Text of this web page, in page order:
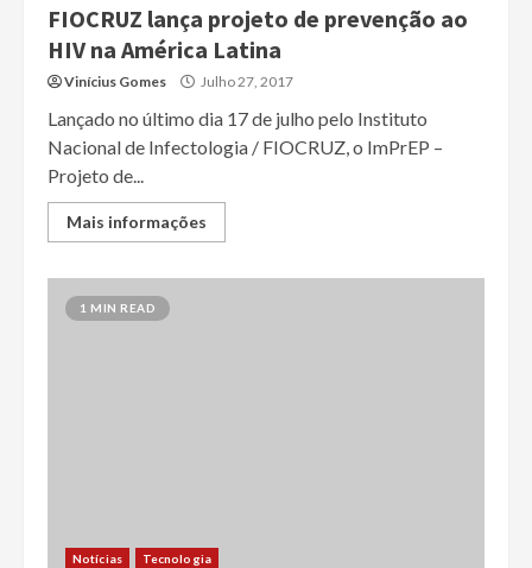
FIOCRUZ lança projeto de prevenção ao
HIV na América Latina
Vinícius Gomes Julho 27, 2017
Lançado no último dia 17 de julho pelo Instituto
Nacional de Infectologia / FIOCRUZ, o ImPrEP –
Projeto de...
Mais informações
1 MIN READ
Notícias Tecnologia